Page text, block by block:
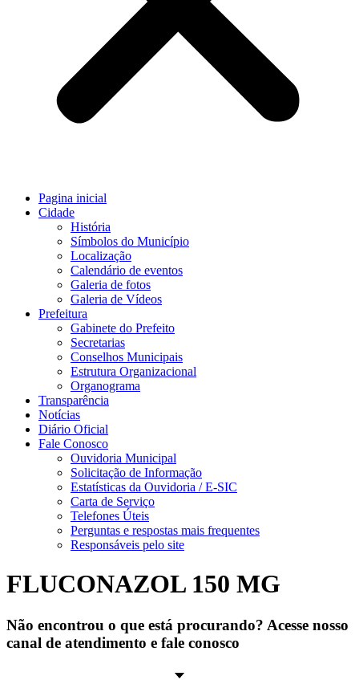
Pagina inicial
Cidade
História
Símbolos do Município
Localização
Calendário de eventos
Galeria de fotos
Galeria de Vídeos
Prefeitura
Gabinete do Prefeito
Secretarias
Conselhos Municipais
Estrutura Organizacional
Organograma
Transparência
Notícias
Diário Oficial
Fale Conosco
Ouvidoria Municipal
Solicitação de Informação
Estatísticas da Ouvidoria / E-SIC
Carta de Serviço
Telefones Úteis
Perguntas e respostas mais frequentes
Responsáveis pelo site
FLUCONAZOL 150 MG
Não encontrou o que está procurando? Acesse nosso
canal de atendimento e fale conosco